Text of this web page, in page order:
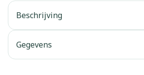
Beschrijving
Gegevens